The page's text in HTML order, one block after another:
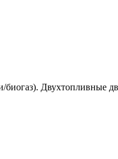
Двухтопливные